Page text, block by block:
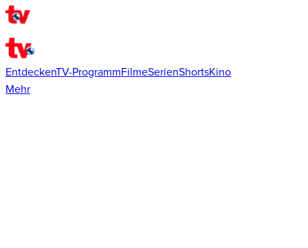
EntdeckenTV-ProgrammFilmeSerienShortsKino
Mehr